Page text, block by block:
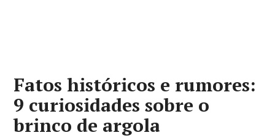
Fatos históricos e rumores:
9 curiosidades sobre o
brinco de argola